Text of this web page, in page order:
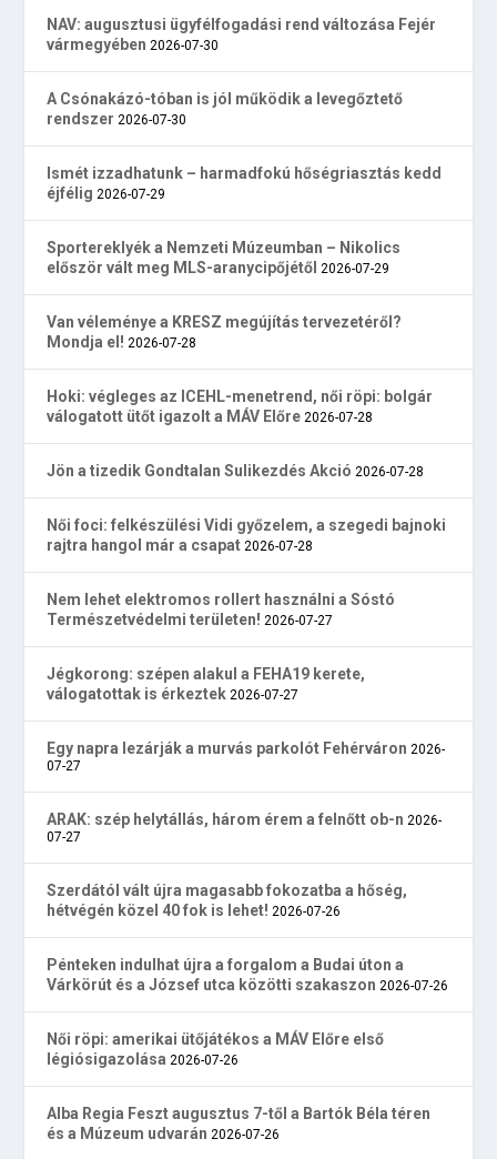
NAV: augusztusi ügyfélfogadási rend változása Fejér
vármegyében 2026-07-30
A Csónakázó-tóban is jól működik a levegőztető
rendszer 2026-07-30
Ismét izzadhatunk – harmadfokú hőségriasztás kedd
éjfélig 2026-07-29
Sportereklyék a Nemzeti Múzeumban – Nikolics
először vált meg MLS-aranycipőjétől 2026-07-29
Van véleménye a KRESZ megújítás tervezetéről?
Mondja el! 2026-07-28
Hoki: végleges az ICEHL-menetrend, női röpi: bolgár
válogatott ütőt igazolt a MÁV Előre 2026-07-28
Jön a tizedik Gondtalan Sulikezdés Akció 2026-07-28
Női foci: felkészülési Vidi győzelem, a szegedi bajnoki
rajtra hangol már a csapat 2026-07-28
Nem lehet elektromos rollert használni a Sóstó
Természetvédelmi területen! 2026-07-27
Jégkorong: szépen alakul a FEHA19 kerete,
válogatottak is érkeztek 2026-07-27
Egy napra lezárják a murvás parkolót Fehérváron 2026-
07-27
ARAK: szép helytállás, három érem a felnőtt ob-n 2026-
07-27
Szerdától vált újra magasabb fokozatba a hőség,
hétvégén közel 40 fok is lehet! 2026-07-26
Pénteken indulhat újra a forgalom a Budai úton a
Várkörút és a József utca közötti szakaszon 2026-07-26
Női röpi: amerikai ütőjátékos a MÁV Előre első
légiósigazolása 2026-07-26
Alba Regia Feszt augusztus 7-től a Bartók Béla téren
és a Múzeum udvarán 2026-07-26